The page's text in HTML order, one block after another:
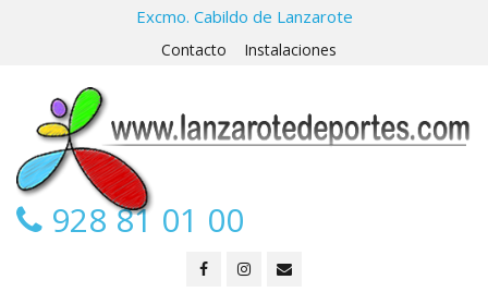
Excmo. Cabildo de Lanzarote
Contacto Instalaciones
928 81 01 00